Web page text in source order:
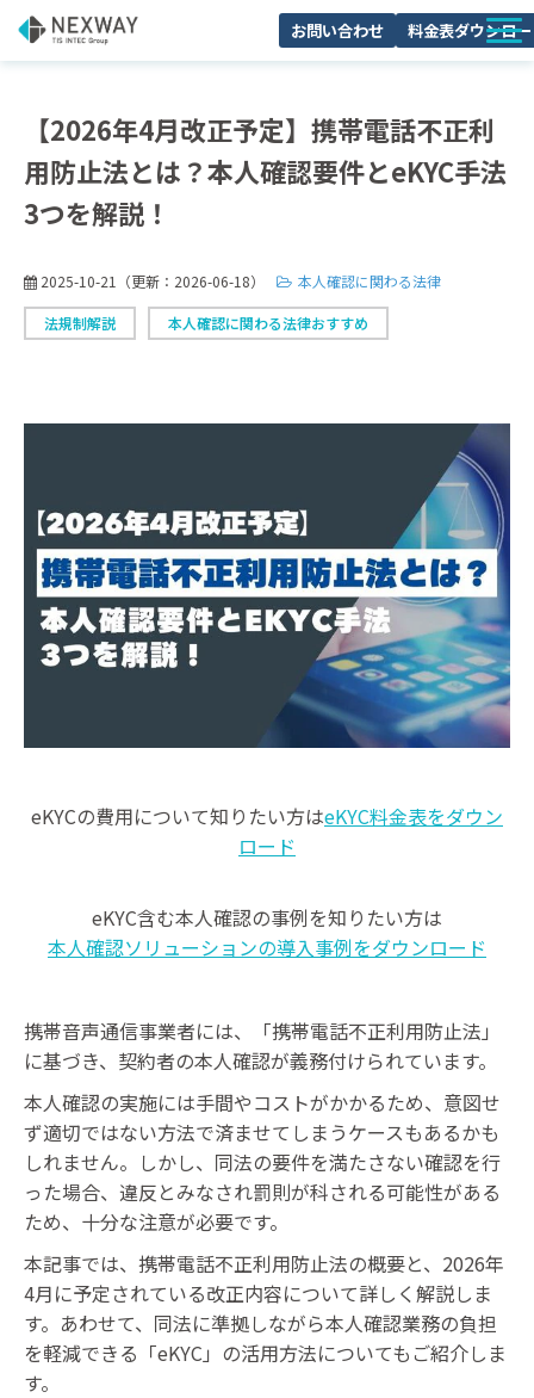
お問い合わせ 料金表ダウンロ
活用シーン
料金・プラン
セミナー
よくあるご質問
お役立ち資料一覧
【2026年4月改正予定】携帯電話不正利
用防止法とは？本人確認要件とeKYC手法
3つを解説！
2025-10-21 （更新： 2026-06-18） 本人確認に関わる法律
法規制解説 本人確認に関わる法律おすすめ
eKYCの費用について知りたい方はeKYC料金表をダウン
ロード
eKYC含む本人確認の事例を知りたい方は
本人確認ソリューションの導入事例をダウンロード
携帯音声通信事業者には、「携帯電話不正利用防止法」
に基づき、契約者の本人確認が義務付けられています。
本人確認の実施には手間やコストがかかるため、意図せ
ず適切ではない方法で済ませてしまうケースもあるかも
しれません。しかし、同法の要件を満たさない確認を行
った場合、違反とみなされ罰則が科される可能性がある
ため、十分な注意が必要です。
本記事では、携帯電話不正利用防止法の概要と、2026年
4月に予定されている改正内容について詳しく解説しま
す。あわせて、同法に準拠しながら本人確認業務の負担
を軽減できる「eKYC」の活用方法についてもご紹介しま
す。